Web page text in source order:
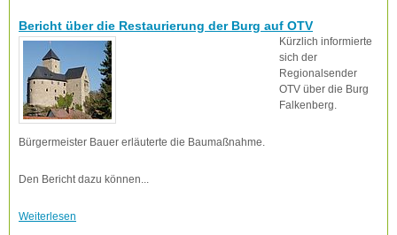
Bericht über die Restaurierung der Burg auf OTV
Kürzlich informierte
sich der
Regionalsender
OTV über die Burg
Falkenberg.
Bürgermeister Bauer erläuterte die Baumaßnahme.
Den Bericht dazu können...
Weiterlesen